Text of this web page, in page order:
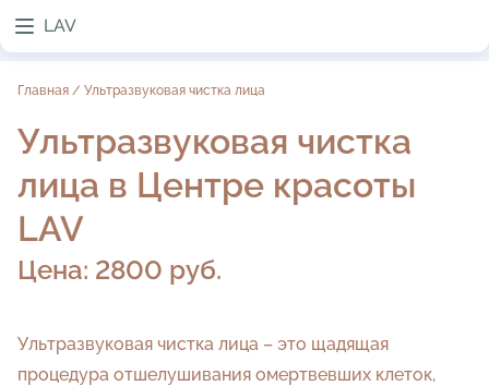
LAV
Главная / Ультразвуковая чистка лица
Ультразвуковая чистка
лица в Центре красоты
LAV
Цена: 2800 руб.
Ультразвуковая чистка лица – это щадящая
процедура отшелушивания омертвевших клеток,